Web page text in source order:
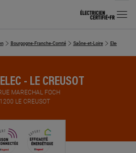
MENU
Bourgogne-Franche-Comté Saône-et-Loire Electriciens
- LE CREUSOT
MARECHAL FOCH
LE CREUSOT